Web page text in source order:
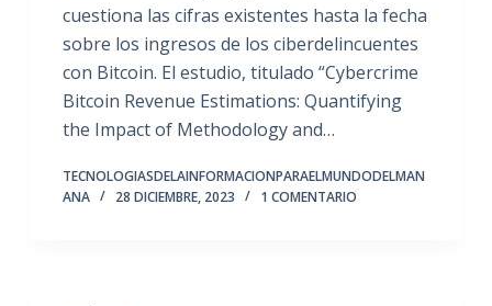
cuestiona las cifras existentes hasta la fecha
sobre los ingresos de los ciberdelincuentes
con Bitcoin. El estudio, titulado “Cybercrime
Bitcoin Revenue Estimations: Quantifying
the Impact of Methodology and…
TECNOLOGIASDELAINFORMACIONPARAELMUNDODELMAN
ANA
28 DICIEMBRE, 2023 1 COMENTARIO